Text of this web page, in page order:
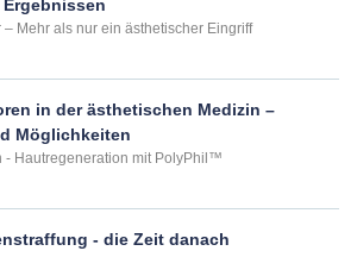
170
in Dresden
– Mehr als nur ein ästhetischer Eingriff
in der ästhetischen Medizin –
Möglichkeiten
- Hautregeneration mit PolyPhil™
- die Zeit danach